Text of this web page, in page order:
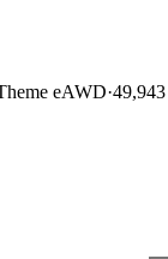
eAWD